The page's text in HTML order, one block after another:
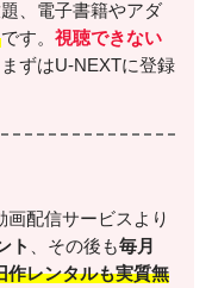
、電子書籍やアダ
です。 視聴できない
ずはU-NEXTに登録
画配信サービスより
ト 、その後も毎月
作レンタルも実質無